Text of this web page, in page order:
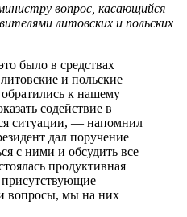
вопрос, касающийся
литовских и польских
было в средствах
и польские
к нашему
содействие в
ситуации, — напомнил
дал поручение
с ними и обсудить все
продуктивная
присутствующие
вопросы, мы на них